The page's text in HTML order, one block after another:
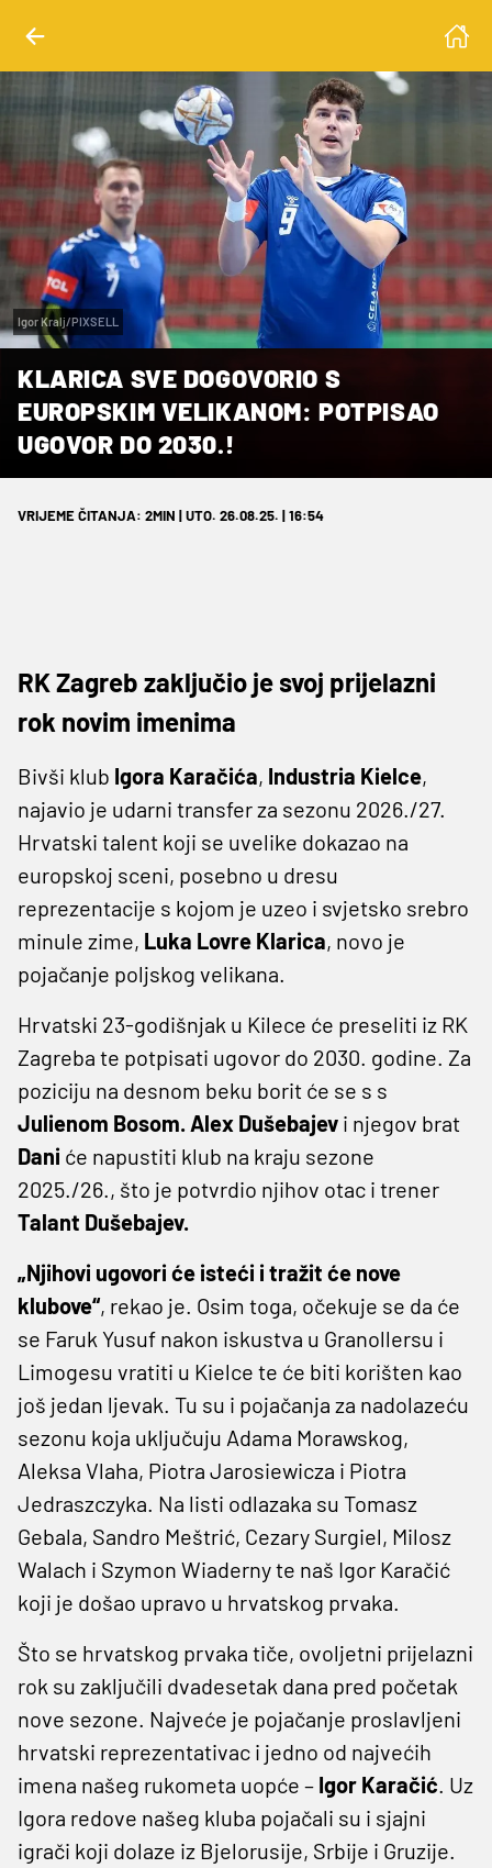
Igor Kralj/PIXSELL
KLARICA SVE DOGOVORIO S
EUROPSKIM VELIKANOM: POTPISAO
UGOVOR DO 2030.!
VRIJEME ČITANJA: 2MIN | UTO. 26.08.25. | 16:54
RK Zagreb zaključio je svoj prijelazni
rok novim imenima
Bivši klub Igora Karačića, Industria Kielce,
najavio je udarni transfer za sezonu 2026./27.
Hrvatski talent koji se uvelike dokazao na
europskoj sceni, posebno u dresu
reprezentacije s kojom je uzeo i svjetsko srebro
minule zime, Luka Lovre Klarica, novo je
pojačanje poljskog velikana.
Hrvatski 23-godišnjak u Kilece će preseliti iz RK
Zagreba te potpisati ugovor do 2030. godine. Za
poziciju na desnom beku borit će se s s
Julienom Bosom. Alex Dušebajev i njegov brat
Dani će napustiti klub na kraju sezone
2025./26., što je potvrdio njihov otac i trener
Talant Dušebajev.
„Njihovi ugovori će isteći i tražit će nove
klubove“, rekao je. Osim toga, očekuje se da će
se Faruk Yusuf nakon iskustva u Granollersu i
Limogesu vratiti u Kielce te će biti korišten kao
još jedan ljevak. Tu su i pojačanja za nadolazeću
sezonu koja uključuju Adama Morawskog,
Aleksa Vlaha, Piotra Jarosiewicza i Piotra
Jedraszczyka. Na listi odlazaka su Tomasz
Gebala, Sandro Meštrić, Cezary Surgiel, Milosz
Walach i Szymon Wiaderny te naš Igor Karačić
koji je došao upravo u hrvatskog prvaka.
Što se hrvatskog prvaka tiče, ovoljetni prijelazni
rok su zaključili dvadesetak dana pred početak
nove sezone. Najveće je pojačanje proslavljeni
hrvatski reprezentativac i jedno od najvećih
imena našeg rukometa uopće – Igor Karačić. Uz
Igora redove našeg kluba pojačali su i sjajni
igrači koji dolaze iz Bjelorusije, Srbije i Gruzije.